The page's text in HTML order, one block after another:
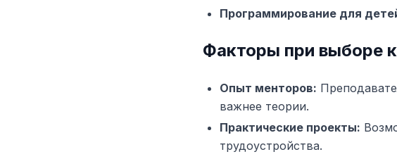
Программирование для
Факторы при выборе
Опыт менторов:
важнее теории.
Практические проекты:
трудоустройства.